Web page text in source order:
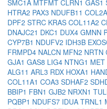
SMC1A MTFMT CLRN1 GAS1
HTRA2 PAX3 NDUFB11
DPF2 STRC KRAS COL11A2
DNAJC21 DKC1 DUX4 GMNN
CYP7B1 NDUFV2 IDH3B
FRMPD4 NALCN MFN2 NRTN
GJA1 GAS8 LIG4 NTNG1 MET
ALG11 ARL3 RDX HOXA1
COL11A1 COA3 SDHAF2
BBIP1 FBN1 GJB2 NRXN1
PQBP1 NDUFS7 IDUA TRNL1